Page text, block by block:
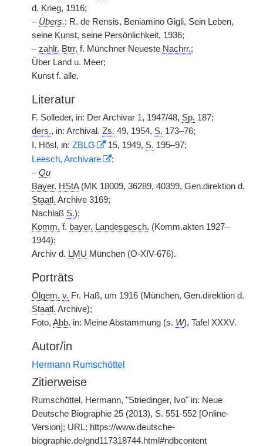
d. Krieg, 1916;
– Übers.: R. de Rensis, Beniamino Gigli, Sein Leben,
seine Kunst, seine Persönlichkeit, 1936;
–zahlr. Btrr. f. Münchner Neueste Nachrr.;
Über Land u. Meer;
Kunst f. alle.
Literatur
F. Solleder, in: Der Archivar 1, 1947/48, Sp. 187;
ders., in: Archival. Zs. 49, 1954, S. 173–76;
I. Hösl, in: ZBLG 15, 1949, S. 195–97;
Leesch, Archivare
;
–Qu
Bayer. HStA(MK 18009, 36289, 40399, Gen.direktion d.
Staatl. Archive 3169;
Nachlaß S.);
Komm. f. bayer. Landesgesch. (Komm.akten 1927–
1944);
Archiv d. LMU München (O-XIV-676).
Porträts
Ölgem. v. Fr. Haß, um 1916 (München, Gen.direktion d.
Staatl. Archive);
Foto, Abb. in: Meine Abstammung (s. W), Tafel XXXV.
Autor/in
Hermann Rumschöttel
Zitierweise
Rumschöttel, Hermann, "Striedinger, Ivo" in: Neue
Deutsche Biographie 25 (2013), S. 551-552 [Online-
Version]; URL: https://www.deutsche-
biographie.de/gnd117318744.html#ndbcontent